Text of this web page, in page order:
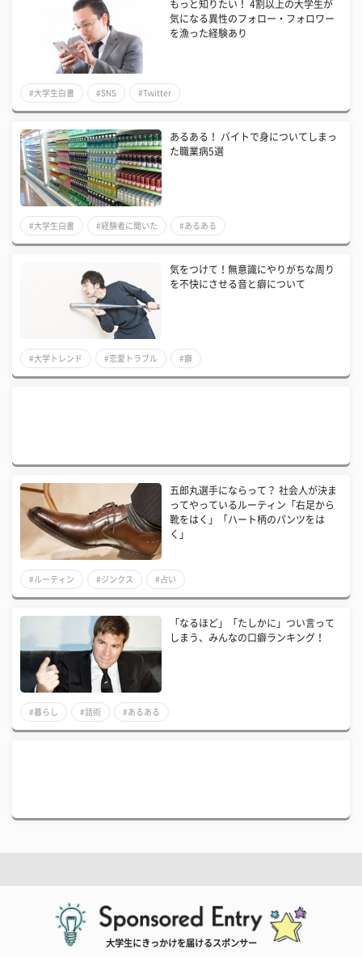
もっと知りたい！ 4割以上の大学生が
気になる異性のフォロー・フォロワー
を漁った経験あり
#大学生白書 #SNS #Twitter
あるある！ バイトで身についてしまっ
た職業病5選
#大学生白書 #経験者に聞いた #あるある
気をつけて！無意識にやりがちな周り
を不快にさせる音と癖について
#大学トレンド #恋愛トラブル #癖
五郎丸選手にならって？ 社会人が決ま
ってやっているルーティン「右足から
靴をはく」「ハート柄のパンツをは
く」
#ルーティン #ジンクス #占い
「なるほど」「たしかに」つい言って
しまう、みんなの口癖ランキング！
#暮らし #話術 #あるある
大学生にきっかけを届けるスポンサー